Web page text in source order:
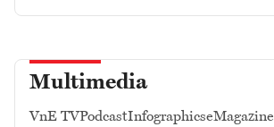
Multimedia
VnE TVPodcastInfographicseMagazine